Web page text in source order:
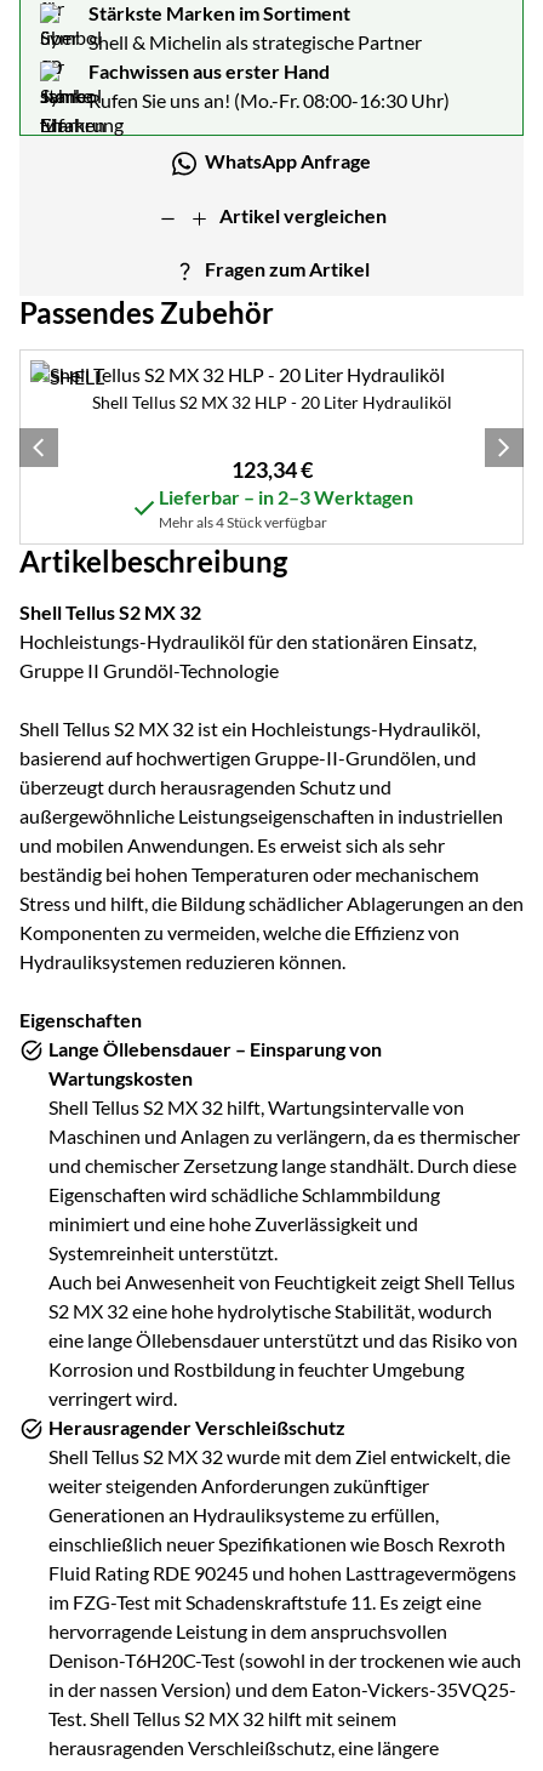
Stärkste Marken im Sortiment
Shell & Michelin als strategische Partner
Fachwissen aus erster Hand
Rufen Sie uns an! (Mo.-Fr. 08:00-16:30 Uhr)
WhatsApp Anfrage
Artikel vergleichen
Fragen zum Artikel
Passendes Zubehör
Zubehör überspringen
Shell Tellus S2 MX 32 HLP - 20 Liter Hydrauliköl
123,34€
Lieferbar – in 2–3 Werktagen
Mehr als 4 Stück verfügbar
Artikelbeschreibung
Shell Tellus S2 MX 32
Hochleistungs-Hydrauliköl für den stationären Einsatz,
Gruppe II Grundöl-Technologie
Shell Tellus S2 MX 32 ist ein Hochleistungs-Hydrauliköl,
basierend auf hochwertigen Gruppe-II-Grundölen, und
überzeugt durch herausragenden Schutz und
außergewöhnliche Leistungseigenschaften in industriellen
und mobilen Anwendungen. Es erweist sich als sehr
beständig bei hohen Temperaturen oder mechanischem
Stress und hilft, die Bildung schädlicher Ablagerungen an den
Komponenten zu vermeiden, welche die Effizienz von
Hydrauliksystemen reduzieren können.
Eigenschaften
Lange Öllebensdauer – Einsparung von
Wartungskosten
Shell Tellus S2 MX 32 hilft, Wartungsintervalle von
Maschinen und Anlagen zu verlängern, da es thermischer
und chemischer Zersetzung lange standhält. Durch diese
Eigenschaften wird schädliche Schlammbildung
minimiert und eine hohe Zuverlässigkeit und
Systemreinheit unterstützt.
Auch bei Anwesenheit von Feuchtigkeit zeigt Shell Tellus
S2 MX 32 eine hohe hydrolytische Stabilität, wodurch
eine lange Öllebensdauer unterstützt und das Risiko von
Korrosion und Rostbildung in feuchter Umgebung
verringert wird.
Herausragender Verschleißschutz
Shell Tellus S2 MX 32 wurde mit dem Ziel entwickelt, die
weiter steigenden Anforderungen zukünftiger
Generationen an Hydrauliksysteme zu erfüllen,
einschließlich neuer Spezifikationen wie Bosch Rexroth
Fluid Rating RDE 90245 und hohen Lasttragevermögens
im FZG-Test mit Schadenskraftstufe 11. Es zeigt eine
hervorragende Leistung in dem anspruchsvollen
Denison-T6H20C-Test (sowohl in der trockenen wie auch
in der nassen Version) und dem Eaton-Vickers-35VQ25-
Test. Shell Tellus S2 MX 32 hilft mit seinem
herausragenden Verschleißschutz, eine längere